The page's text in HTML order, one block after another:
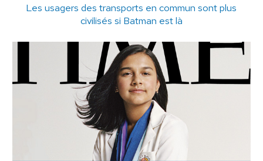
Les usagers des transports en commun sont plus
civilisés si Batman est là